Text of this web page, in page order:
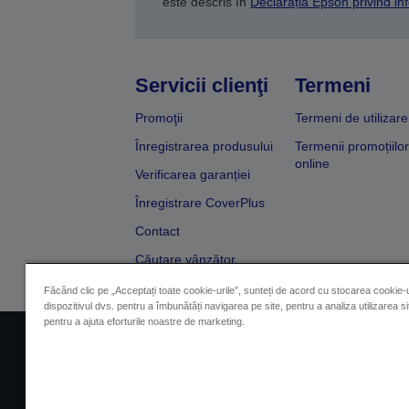
Servicii clienţi
Promoţii
Înregistrarea produsului
Verificarea garanției
Înregistrare CoverPlus
Contact
Căutare vânzător
Termeni
Termeni de utilizare
Termenii promoțiilor
online
Făcând clic pe „Acceptați toate cookie-urile”, sunteți de acord cu stocarea cookie-
dispozitivul dvs. pentru a îmbunătăți navigarea pe site, pentru a analiza utilizarea
pentru a ajuta eforturile noastre de marketing.